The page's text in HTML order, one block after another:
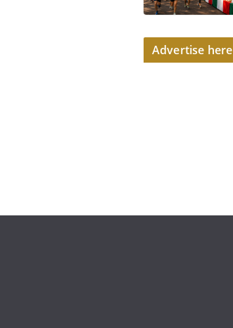
Advertise here